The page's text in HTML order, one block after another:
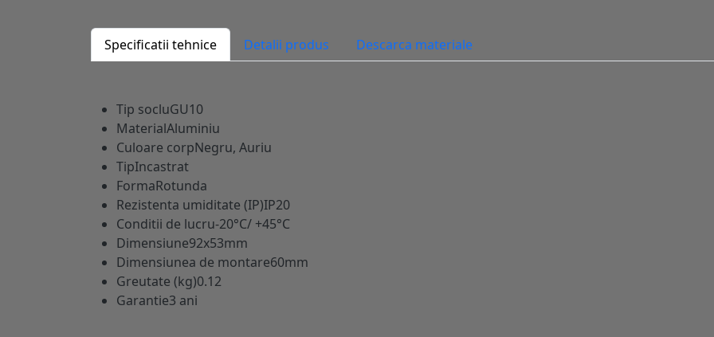
Specificatii tehnice Detalii produs Descarca materiale
Tip socluGU10
MaterialAluminiu
Culoare corpNegru, Auriu
TipIncastrat
FormaRotunda
Rezistenta umiditate (IP)IP20
Conditii de lucru-20°C/ +45°C
Dimensiune92x53mm
Dimensiunea de montare60mm
Greutate (kg)0.12
Garantie3 ani